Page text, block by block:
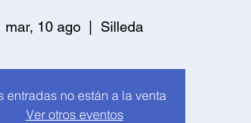
mar, 10 ago Silleda
entradas no están a la venta
Ver otros eventos